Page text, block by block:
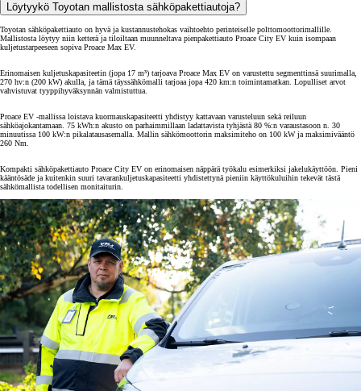
Löytyykö Toyotan mallistosta sähköpakettiautoja?
Toyotan sähköpakettiauto on hyvä ja kustannustehokas vaihtoehto perinteiselle polttomoottorimallille.
Mallistosta löytyy niin ketterä ja tiloiltaan muunneltava pienpakettiauto Proace City EV kuin isompaan
kuljetustarpeeseen sopiva Proace Max EV.
Erinomaisen kuljetuskapasiteetin (jopa 17 m³) tarjoava Proace Max EV on varustettu segmenttinsä suurimalla,
270 hv:n (200 kW) akulla, ja tämä täyssähkömalli tarjoaa jopa 420 km:n toimintamatkan. Lopulliset arvot
vahvistuvat tyyppihyväksynnän valmistuttua.
Proace EV -mallissa loistava kuormauskapasiteetti yhdistyy kattavaan varusteluun sekä reiluun
sähköajokantamaan. 75 kWh:n akusto on parhaimmillaan ladattavista tyhjästä 80 %:n varaustasoon n. 30
minuutissa 100 kW:n pikalatausasemalla. Mallin sähkömoottorin maksimiteho on 100 kW ja maksimivääntö
260 Nm.
Kompakti sähköpakettiauto Proace City EV on erinomaisen näppärä työkalu esimerkiksi jakelukäyttöön. Pieni
kääntösäde ja kuitenkin suuri tavarankuljetuskapasiteetti yhdistettynä pieniin käyttökuluihin tekevät tästä
sähkömallista todellisen monitaiturin.